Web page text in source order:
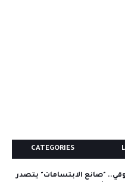
CATEGORIES
"صانع الابتسامات" يتصدر